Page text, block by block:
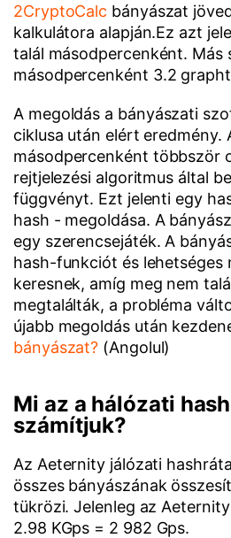
2CryptoCalc bányászat
kalkulátora alapján.Ez azt
talál másodpercenként. Más
másodpercenként 3.2
A megoldás a bányászati
ciklusa után elért eredmény.
másodpercenként többször
rejtjelezési algoritmus által
függvényt. Ezt jelenti egy
hash - megoldása. A
egy szerencsejáték. A
hash-funkciót és lehetséges
keresnek, amíg meg nem
megtalálták, a probléma
újabb megoldás után
bányászat? (Angolul)
Mi az a hálózati
számítjuk?
Az Aeternity jálózati
összes bányászának
tükrözi. Jelenleg az
2.98 KGps = 2 982 Gps.